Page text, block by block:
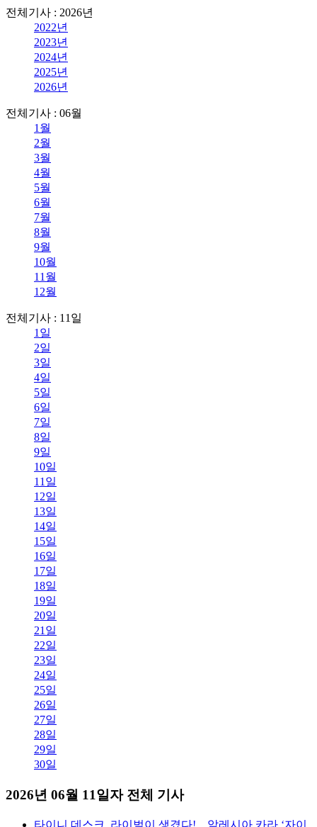
전체기사 : 2026년
2022년
2023년
2024년
2025년
2026년
전체기사 : 06월
1월
2월
3월
4월
5월
6월
7월
8월
9월
10월
11월
12월
전체기사 : 11일
1일
2일
3일
4일
5일
6일
7일
8일
9일
10일
11일
12일
13일
14일
15일
16일
17일
18일
19일
20일
21일
22일
23일
24일
25일
26일
27일
28일
29일
30일
2026년 06월 11일자 전체 기사
타이니 데스크, 라이벌이 생겼다!…알레시아 카라 ‘자이